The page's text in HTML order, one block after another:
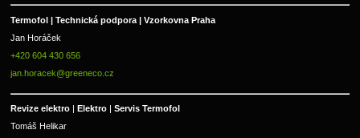
Termofol | Technická podpora | Vzorkovna Praha
Jan Horáček
+420 604 430 656
jan.horacek@greeneco.cz
Revize elektro Elektro
Servis Termofol
Tomáš Helikar